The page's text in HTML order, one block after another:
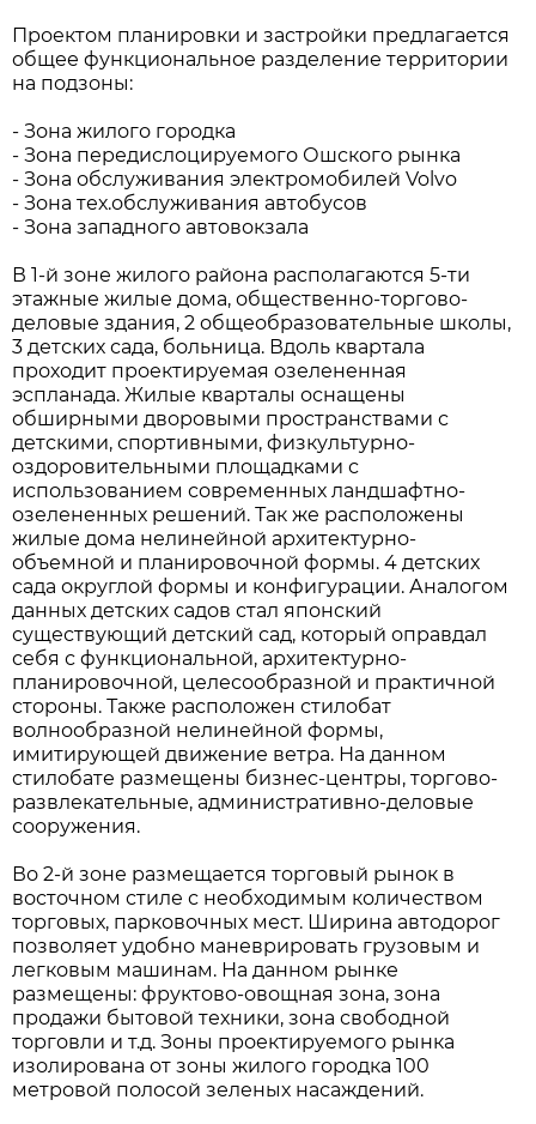
Проектом планировки и застройки предлагается
общее функциональное разделение территории
на подзоны:
- Зона жилого городка
- Зона передислоцируемого Ошского рынка
- Зона обслуживания электромобилей Volvo
- Зона тех.обслуживания автобусов
- Зона западного автовокзала
В 1-й зоне жилого района располагаются 5-ти
этажные жилые дома, общественно-торгово-
деловые здания, 2 общеобразовательные школы,
3 детских сада, больница. Вдоль квартала
проходит проектируемая озелененная
эспланада. Жилые кварталы оснащены
обширными дворовыми пространствами с
детскими, спортивными, физкультурно-
оздоровительными площадками с
использованием современных ландшафтно-
озелененных решений. Так же расположены
жилые дома нелинейной архитектурно-
объемной и планировочной формы. 4 детских
сада округлой формы и конфигурации. Аналогом
данных детских садов стал японский
существующий детский сад, который оправдал
себя с функциональной, архитектурно-
планировочной, целесообразной и практичной
стороны. Также расположен стилобат
волнообразной нелинейной формы,
имитирующей движение ветра. На данном
стилобате размещены бизнес-центры, торгово-
развлекательные, административно-деловые
сооружения.
Во 2-й зоне размещается торговый рынок в
восточном стиле с необходимым количеством
торговых, парковочных мест. Ширина автодорог
позволяет удобно маневрировать грузовым и
легковым машинам. На данном рынке
размещены: фруктово-овощная зона, зона
продажи бытовой техники, зона свободной
торговли и т.д. Зоны проектируемого рынка
изолирована от зоны жилого городка 100
метровой полосой зеленых насаждений.